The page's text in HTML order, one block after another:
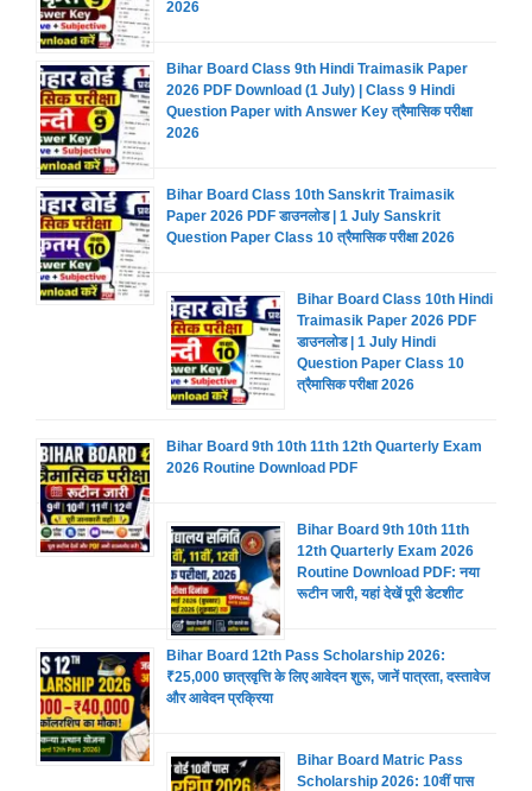
2026
Bihar Board Class 9th Hindi Traimasik Paper
2026 PDF Download (1 July) | Class 9 Hindi
Question Paper with Answer Key त्रैमासिक परीक्षा
2026
Bihar Board Class 10th Sanskrit Traimasik
Paper 2026 PDF डाउनलोड | 1 July Sanskrit
Question Paper Class 10 त्रैमासिक परीक्षा 2026
Bihar Board Class 10th Hindi
Traimasik Paper 2026 PDF
डाउनलोड | 1 July Hindi
Question Paper Class 10
त्रैमासिक परीक्षा 2026
Bihar Board 9th 10th 11th 12th Quarterly Exam
2026 Routine Download PDF
Bihar Board 9th 10th 11th
12th Quarterly Exam 2026
Routine Download PDF: नया
रूटीन जारी, यहां देखें पूरी डेटशीट
Bihar Board 12th Pass Scholarship 2026:
₹25,000 छात्रवृत्ति के लिए आवेदन शुरू, जानें पात्रता, दस्तावेज
और आवेदन प्रक्रिया
Bihar Board Matric Pass
Scholarship 2026: 10वीं पास